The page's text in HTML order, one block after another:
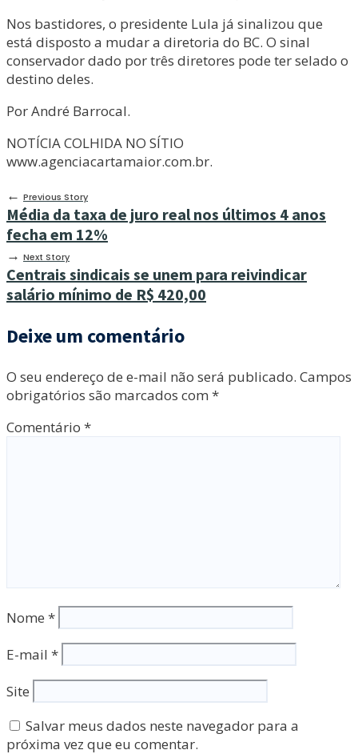
Nos bastidores, o presidente Lula já sinalizou que
está disposto a mudar a diretoria do BC. O sinal
conservador dado por três diretores pode ter selado o
destino deles.
Por André Barrocal.
NOTÍCIA COLHIDA NO SÍTIO
www.agenciacartamaior.com.br.
← Previous Story
Média da taxa de juro real nos últimos 4 anos
fecha em 12%
→ Next Story
Centrais sindicais se unem para reivindicar
salário mínimo de R$ 420,00
Deixe um comentário
O seu endereço de e-mail não será publicado. Campos
obrigatórios são marcados com *
Comentário *
Nome *
E-mail *
Site
Salvar meus dados neste navegador para a
próxima vez que eu comentar.